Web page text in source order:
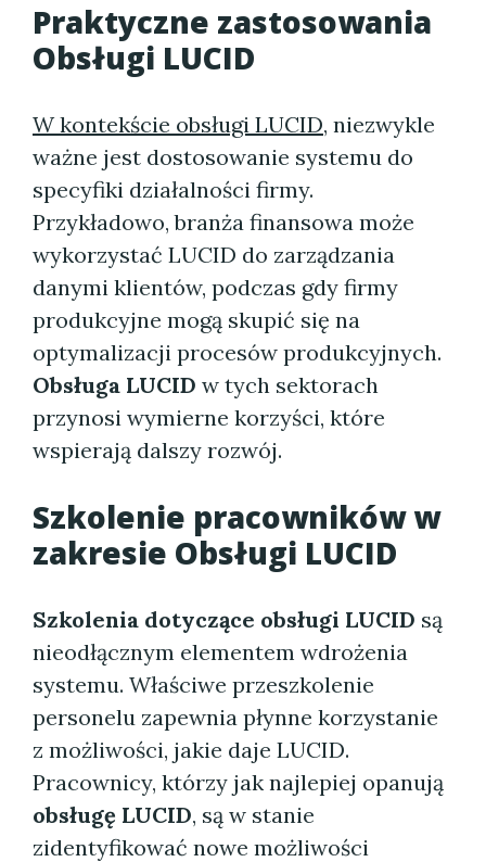
Praktyczne zastosowania
Obsługi LUCID
W kontekście obsługi LUCID, niezwykle
ważne jest dostosowanie systemu do
specyfiki działalności firmy.
Przykładowo, branża finansowa może
wykorzystać LUCID do zarządzania
danymi klientów, podczas gdy firmy
produkcyjne mogą skupić się na
optymalizacji procesów produkcyjnych.
Obsługa LUCID w tych sektorach
przynosi wymierne korzyści, które
wspierają dalszy rozwój.
Szkolenie pracowników w
zakresie Obsługi LUCID
Szkolenia dotyczące obsługi LUCID są
nieodłącznym elementem wdrożenia
systemu. Właściwe przeszkolenie
personelu zapewnia płynne korzystanie
z możliwości, jakie daje LUCID.
Pracownicy, którzy jak najlepiej opanują
obsługę LUCID, są w stanie
zidentyfikować nowe możliwości